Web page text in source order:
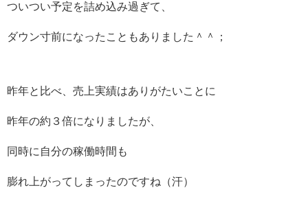
ついつい予定を詰め込み過ぎて、
ダウン寸前になったこともありました＾＾；
昨年と比べ、売上実績はありがたいことに
昨年の約３倍になりましたが、
同時に自分の稼働時間も
膨れ上がってしまったのですね（汗）